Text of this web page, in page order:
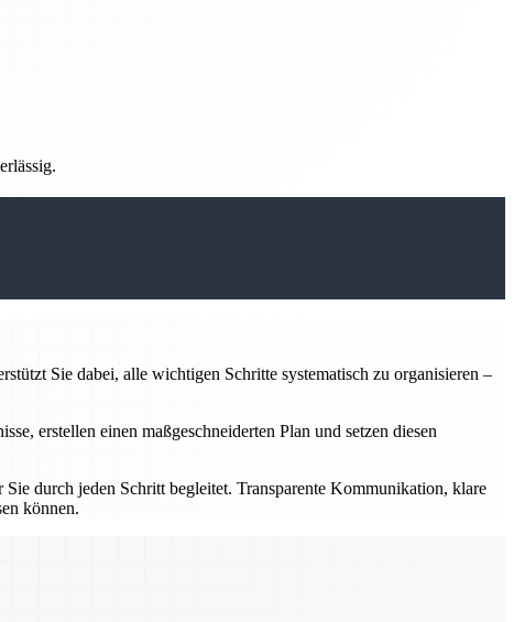
Sie dabei, alle wichtigen Schritte systematisch zu organisieren –
erstellen einen maßgeschneiderten Plan und setzen diesen
durch jeden Schritt begleitet. Transparente Kommunikation, klare
können.